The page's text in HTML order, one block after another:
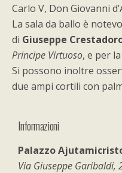
Carlo V, Don Giovanni
La sala da ballo è
di Giuseppe
Principe Virtuoso, e per
Si possono inoltre
due ampi cortili con
Informazioni
Palazzo
Via Giuseppe Garibaldi,